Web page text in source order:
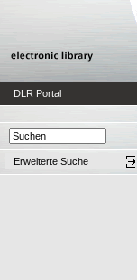
DLR Portal
Erweiterte Suche